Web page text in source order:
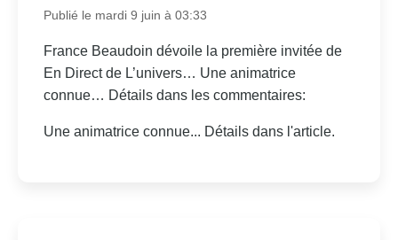
Publié le mardi 9 juin à 03:33
France Beaudoin dévoile la première invitée de
En Direct de L’univers… Une animatrice
connue… Détails dans les commentaires:
Une animatrice connue... Détails dans l'article.